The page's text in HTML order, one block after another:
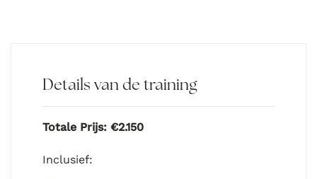
Details van de training
Totale Prijs: €2.150
Inclusief: